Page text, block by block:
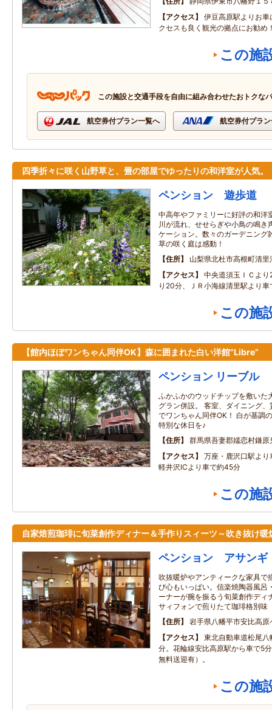
アクセス
伊豆高原駅よりお
クセスも良く観光の拠点にお勧め
この施
この施設と交通手段を自由に組み合わせたおトクな
航空券付プラン一覧へ 航空券付プラ
四季折々に咲く山野草と、畳の部屋でゆったりの和洋室が人気。
ペンション 遊歩道
中高年やファミリーに好評の和洋
川が流れ、せせらぎや小鳥の鳴き
ケーション。数々のガーデニング
草の咲く庭は感動！
住所
山梨県北杜市高根町清里
アクセス
中央道須玉ＩＣよ
り20分、ＪＲ小海線清里駅より車
この施
【館内ほぼワンちゃん同伴OK】森に囲まれた白い洋館”Libre”
ペンション リーブル
ふかふかのウッドチップを敷い
グラン併設。 客室、ダイニング
でワンちゃん同伴OK！ 白が基調
特別な休日を♪
住所
群馬県吾妻郡嬬恋村鎌
アクセス
万座・鹿沢口駅より
軽井沢ICより車で約45分
この施
自家焙煎珈琲に旬菜創作ディナー＆手作りスィーツ～吹き抜け暖
ペンション アサンギ
吹抜暖炉やアンティークな家具で
び心もいっぱい。信楽焼陶器風呂
ーナーが腕を振るう旬菜創作ディ
サィフォンで煎りたて珈琲格別味
住所
岩手県八幡平市安比高
アクセス
東北自動車道松尾
分。花輪線安比高原駅から車で5
無料送迎有）。
この施